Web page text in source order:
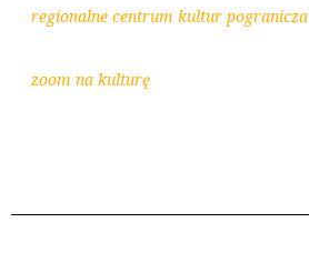
regionalne centrum kultur pogranicza
zoom na kulturę